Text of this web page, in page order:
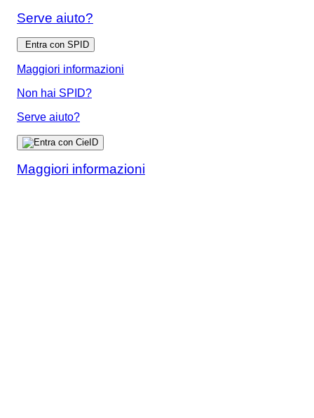
Serve aiuto?
Entra con SPID
Maggiori informazioni
Non hai SPID?
Serve aiuto?
Maggiori informazioni